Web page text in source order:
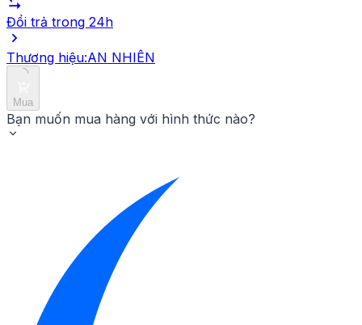
Đổi trả trong 24h
Thương hiệu:AN NHIÊN
Mua
Bạn muốn mua hàng với hình thức nào?